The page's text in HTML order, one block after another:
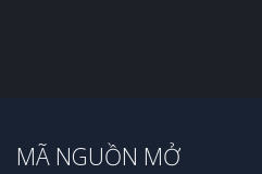
MÃ NGUỒN MỞ